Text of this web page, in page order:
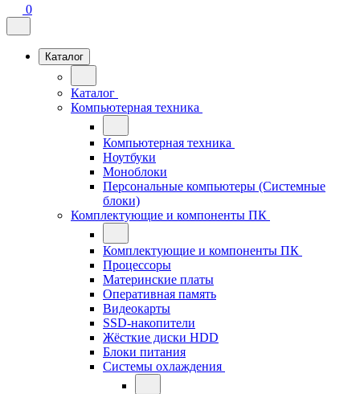
0
Каталог
Каталог
Компьютерная техника
Компьютерная техника
Ноутбуки
Моноблоки
Персональные компьютеры (Системные
блоки)
Комплектующие и компоненты ПК
Комплектующие и компоненты ПК
Процессоры
Материнские платы
Оперативная память
Видеокарты
SSD-накопители
Жёсткие диски HDD
Блоки питания
Системы охлаждения